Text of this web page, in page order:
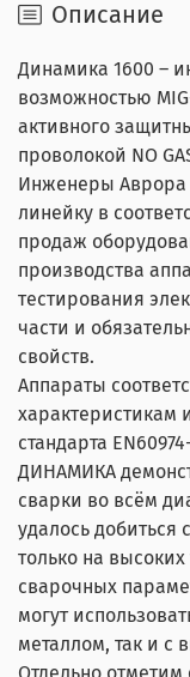
Описание
Динамика 1600 –
возможностью
активного
проволокой NO
Инженеры Аврора
линейку в
продаж
производства
тестирования
части и
свойств.
Аппараты
характеристикам
стандарта
ДИНАМИКА
сварки во всём
удалось добиться
только на
сварочных
могут
металлом, так и с